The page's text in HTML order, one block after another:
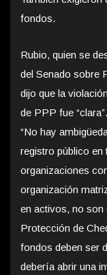
fondos.
Rubio, quien se
del Senado sobre
dijo que la
de PPP fue “clara”.
“No hay
registro público en
organizaciones
organización
en activos, no son
Protección de
fondos deben ser
debería abrir una